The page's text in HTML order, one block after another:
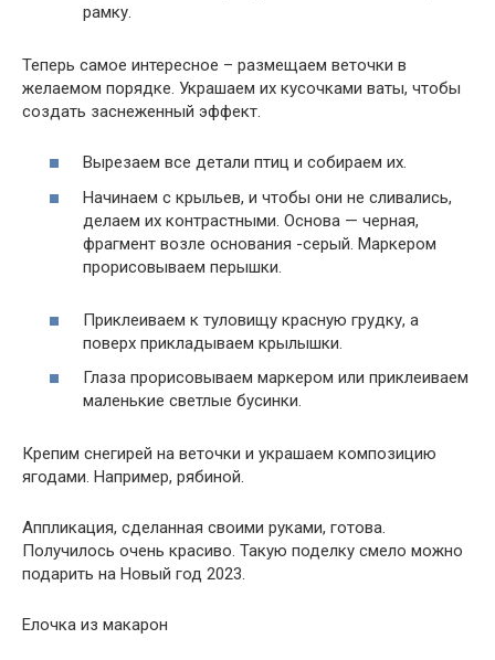
рамку.
Теперь самое интересное – размещаем веточки в
желаемом порядке. Украшаем их кусочками ваты, чтобы
создать заснеженный эффект.
Вырезаем все детали птиц и собираем их.
Начинаем с крыльев, и чтобы они не сливались,
делаем их контрастными. Основа — черная,
фрагмент возле основания -серый. Маркером
прорисовываем перышки.
Приклеиваем к туловищу красную грудку, а
поверх прикладываем крылышки.
Глаза прорисовываем маркером или приклеиваем
маленькие светлые бусинки.
Крепим снегирей на веточки и украшаем композицию
ягодами. Например, рябиной.
Аппликация, сделанная своими руками, готова.
Получилось очень красиво. Такую поделку смело можно
подарить на Новый год 2023.
Елочка из макарон